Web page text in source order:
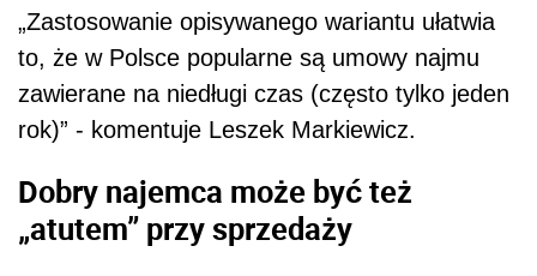
„Zastosowanie opisywanego wariantu ułatwia
to, że w Polsce popularne są umowy najmu
zawierane na niedługi czas (często tylko jeden
rok)” - komentuje Leszek Markiewicz.
Dobry najemca może być też
„atutem” przy sprzedaży